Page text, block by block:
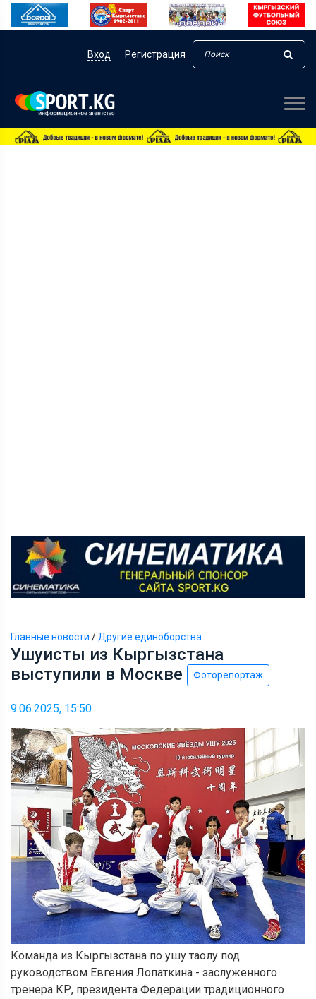
Вход Регистрация
Главные новости / Другие единоборства
Ушуисты из Кыргызстана
выступили в Москве
Фоторепортаж
9.06.2025, 15:50
Команда из Кыргызстана по ушу таолу под
руководством Евгения Лопаткина - заслуженного
тренера КР, президента Федерации традиционного